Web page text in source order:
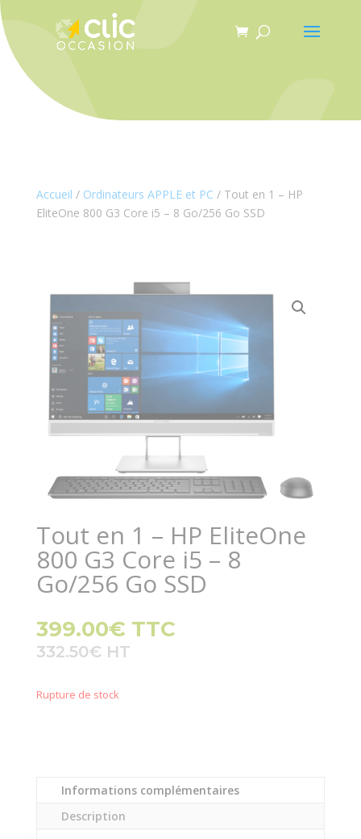
Accueil / Ordinateurs APPLE et PC / Tout en 1 – HP
EliteOne 800 G3 Core i5 – 8 Go/256 Go SSD
Tout en 1 – HP EliteOne
800 G3 Core i5 – 8
Go/256 Go SSD
399.00€ TTC
332.50€
Rupture de stock
Informations complémentaires
Description
Panneau de gestion des cookies